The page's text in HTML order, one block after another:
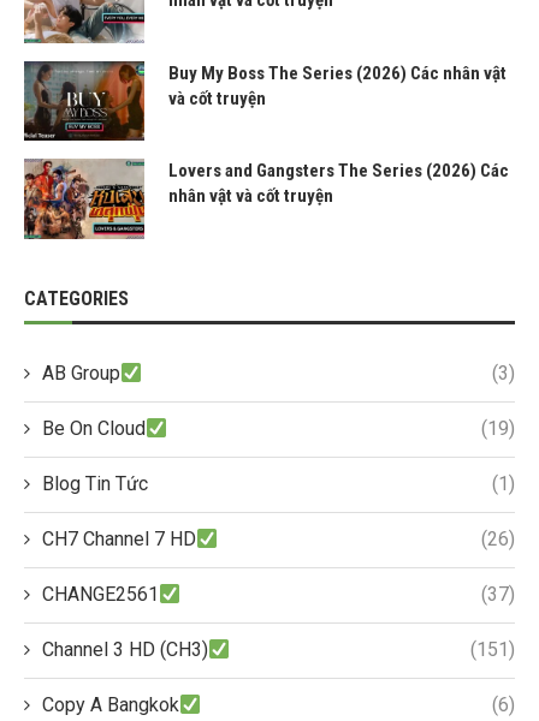
Buy My Boss The Series (2026) Các nhân vật
và cốt truyện
Lovers and Gangsters The Series (2026) Các
nhân vật và cốt truyện
CATEGORIES
AB Group (3)
Be On Cloud (19)
Blog Tin Tức (1)
CH7 Channel 7 HD (26)
CHANGE2561 (37)
Channel 3 HD (CH3) (151)
Copy A Bangkok (6)